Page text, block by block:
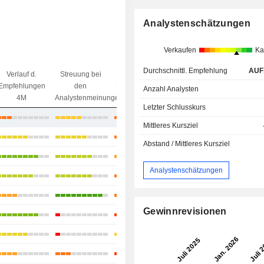
Verlauf d.
4M
Streuung bei
den
Analystenmeinungen
Streuung beim
Kursziel
Preisdifferenz
+14,6 %
+31,76 %
Analystenschätzungen
Verkaufen
Durchschnittl. Empfehlung
Anzahl Analysten
Letzter Schlusskurs
Mittleres Kursziel
Abstand / Mittleres Kursziel
Analystenschätzungen
Gewinnrevisionen